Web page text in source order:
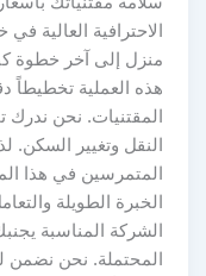
الاحترافية العالية
منزل إلى آخر خطوة
هذه العملية تخطيطاً
المقتنيات. نحن
النقل وتغيير السكن.
المتمرسين في هذا
الخبرة الطويلة
الشركة المناسبة
المحتملة. نحن نضمن